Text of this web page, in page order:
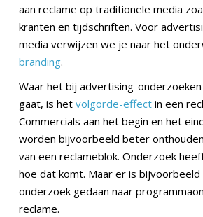
aan reclame op traditionele media
kranten en tijdschriften. Voor
media verwijzen we je naar het
branding.
Waar het bij advertising-
gaat, is het volgorde-effect in een
Commercials aan het begin en het
worden bijvoorbeeld beter
van een reclameblok. Onderzoek
hoe dat komt. Maar er is bijvoorbeeld
onderzoek gedaan naar
reclame.